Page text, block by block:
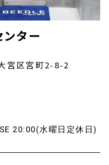
ター
宮区宮町2-8-2
20:00(水曜日定休日)